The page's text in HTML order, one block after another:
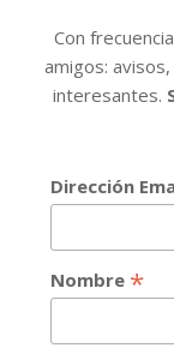
Con
amigos:
interesantes.
Dirección
Nombre *